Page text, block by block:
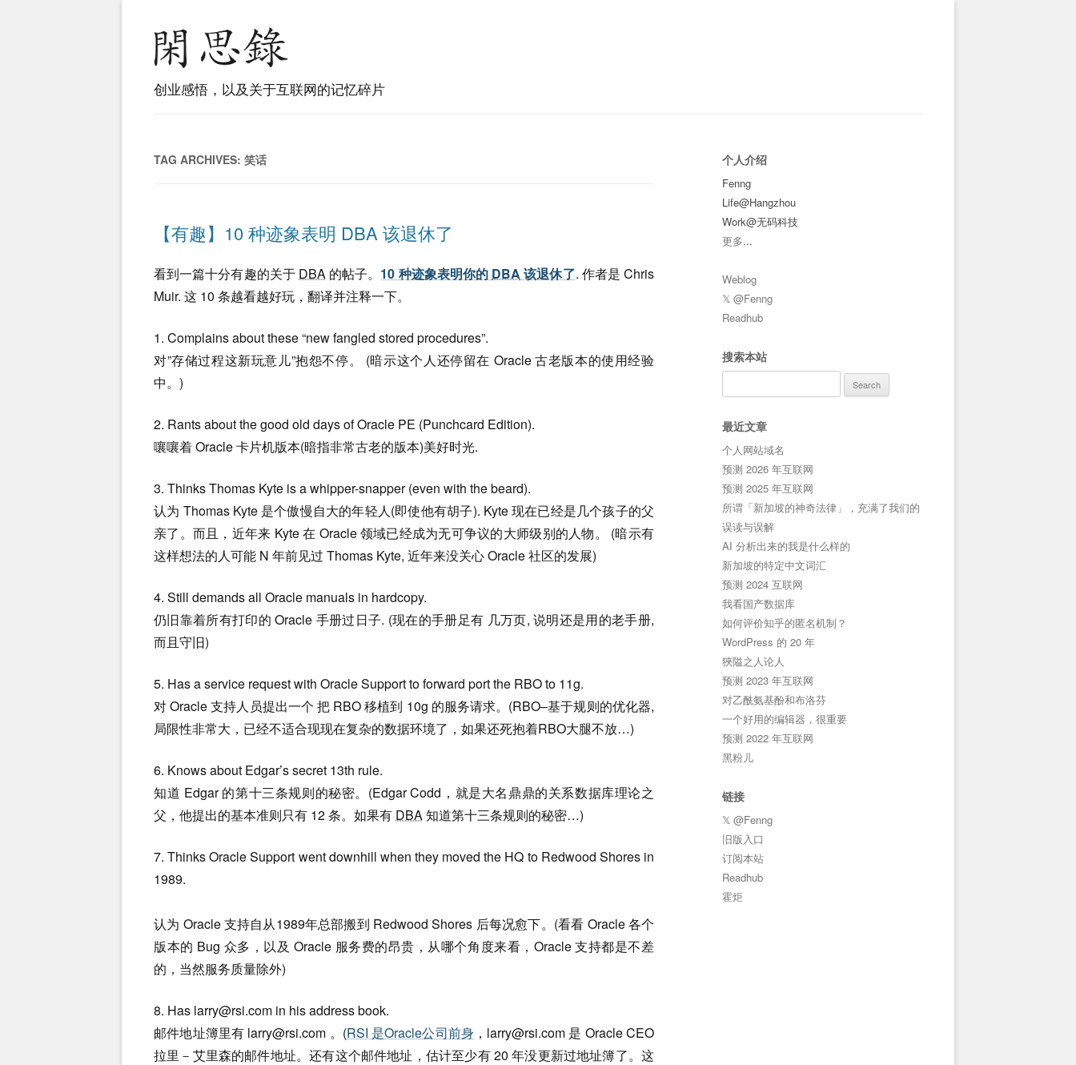
创业感悟，以及关于互联网的记忆碎片
TAG ARCHIVES: 笑话
【有趣】10 种迹象表明 DBA 该退休了
看到一篇十分有趣的关于 DBA 的帖子。 10 种迹象表明你的 DBA 该退休了. 作者是 Chris
Muir. 这 10 条越看越好玩，翻译并注释一下。
1. Complains about these “new fangled stored procedures”.
对”存储过程这新玩意儿”抱怨不停。 (暗示这个人还停留在 Oracle 古老版本的使用经验
中。)
2. Rants about the good old days of Oracle PE (Punchcard Edition).
嚷嚷着 Oracle 卡片机版本(暗指非常古老的版本)美好时光.
3. Thinks Thomas Kyte is a whipper-snapper (even with the beard).
认为 Thomas Kyte 是个傲慢自大的年轻人(即使他有胡子). Kyte 现在已经是几个孩子的父
亲了。而且，近年来 Kyte 在 Oracle 领域已经成为无可争议的大师级别的人物。 (暗示有
这样想法的人可能 N 年前见过 Thomas Kyte, 近年来没关心 Oracle 社区的发展)
4. Still demands all Oracle manuals in hardcopy.
仍旧靠着所有打印的 Oracle 手册过日子. (现在的手册足有 几万页, 说明还是用的老手册,
而且守旧)
5. Has a service request with Oracle Support to forward port the RBO to 11g.
对 Oracle 支持人员提出一个 把 RBO 移植到 10g 的服务请求。(RBO–基于规则的优化器,
局限性非常大，已经不适合现现在复杂的数据环境了，如果还死抱着RBO大腿不放…)
6. Knows about Edgar’s secret 13th rule.
知道 Edgar 的第十三条规则的秘密。(Edgar Codd，就是大名鼎鼎的关系数据库理论之
父，他提出的基本准则只有 12 条。如果有 DBA知道第十三条规则的秘密…)
7. Thinks Oracle Support went downhill when they moved the HQ to Redwood Shores in
1989.
认为 Oracle 支持自从1989年总部搬到 Redwood Shores 后每况愈下。(看看 Oracle 各个
版本的 Bug 众多，以及 Oracle 服务费的昂贵，从哪个角度来看，Oracle 支持都是不差
的，当然服务质量除外)
8. Has larry@rsi.com in his address book.
邮件地址簿里有 larry@rsi.com 。(RSI 是Oracle公司前身 ， larry@rsi.com 是 Oracle CEO
拉里－艾里森的邮件地址。还有这个邮件地址，估计至少有 20 年没更新过地址簿了。这
个人介绍
Fenng
Life@Hangzhou
Work@无码科技
更多...
Weblog
𝕏 @Fenng
Readhub
搜索本站
for:
最近文章
个人网站域名
预测 2026 年互联网
预测 2025 年互联网
所谓「新加坡的神奇法律」，充满了我们的
误读与误解
AI 分析出来的我是什么样的
新加坡的特定中文词汇
预测 2024 互联网
我看国产数据库
如何评价知乎的匿名机制？
WordPress 的 20 年
狹隘之人论人
预测 2023 年互联网
对乙酰氨基酚和布洛芬
一个好用的编辑器，很重要
预测 2022 年互联网
黑粉儿
链接
𝕏 @Fenng
旧版入口
订阅本站
Readhub
霍炬